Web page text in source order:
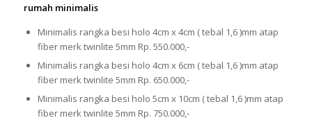
rumah minimalis
Minimalis rangka besi holo 4cm x 4cm ( tebal 1,6 )mm atap
fiber merk twinlite 5mm Rp. 550.000,-
Minimalis rangka besi holo 4cm x 6cm ( tebal 1,6 )mm atap
fiber merk twinlite 5mm Rp. 650.000,-
Minimalis rangka besi holo 5cm x 10cm ( tebal 1,6 )mm atap
fiber merk twinlite 5mm Rp. 750.000,-